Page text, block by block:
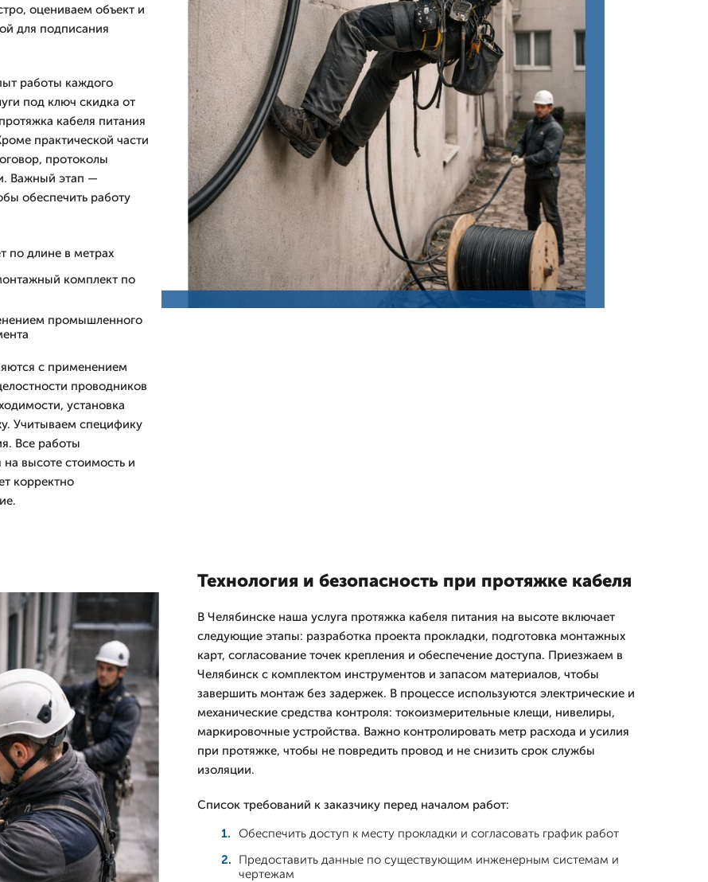
оцениваем объект и
для подписания
работы каждого
под ключ скидка от
кабеля питания
практической части
протоколы
Важный этап —
обеспечить работу
по длине в метрах
комплект по
промышленного
с применением
проводников
установка
Учитываем специфику
Все работы
высоте стоимость и
корректно
Технология и безопасность при протяжке кабеля
В Челябинске наша услуга протяжка кабеля питания на высоте включает
следующие этапы: разработка проекта прокладки, подготовка монтажных
карт, согласование точек крепления и обеспечение доступа. Приезжаем в
Челябинск с комплектом инструментов и запасом материалов, чтобы
завершить монтаж без задержек. В процессе используются электрические и
механические средства контроля: токоизмерительные клещи, нивелиры,
маркировочные устройства. Важно контролировать метр расхода и усилия
при протяжке, чтобы не повредить провод и не снизить срок службы
изоляции.
Список требований к заказчику перед началом работ:
Обеспечить доступ к месту прокладки и согласовать график работ
Предоставить данные по существующим инженерным системам и
чертежам